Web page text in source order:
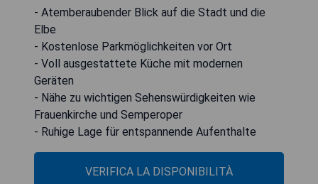
- Atemberaubender Blick auf die Stadt und die
Elbe
- Kostenlose Parkmöglichkeiten vor Ort
- Voll ausgestattete Küche mit modernen
Geräten
- Nähe zu wichtigen Sehenswürdigkeiten wie
Frauenkirche und Semperoper
- Ruhige Lage für entspannende Aufenthalte
VERIFICA LA DISPONIBILITÀ